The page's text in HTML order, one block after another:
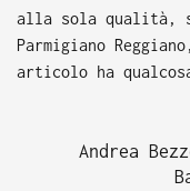
alla sola qualità,
Parmigiano
articolo ha
Andrea